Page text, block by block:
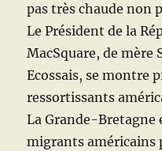
pas très chaude non
Le Président de la
MacSquare, de mère
Ecossais, se montre
ressortissants
La Grande-Bretagne
migrants américains